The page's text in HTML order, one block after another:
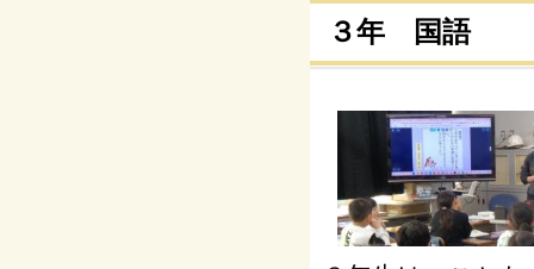
３年 国語